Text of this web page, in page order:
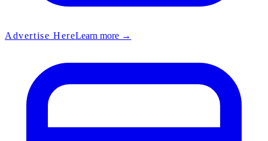
Advertise HereLearn more →